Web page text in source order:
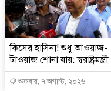
কিসের হাসিনা! শুধু আওয়াজ-
টাওয়াজ শোনা যায়: স্বরাষ্ট্রমন্ত্রী
শুক্রবার, ৭ অগাস্ট, ২০২৬